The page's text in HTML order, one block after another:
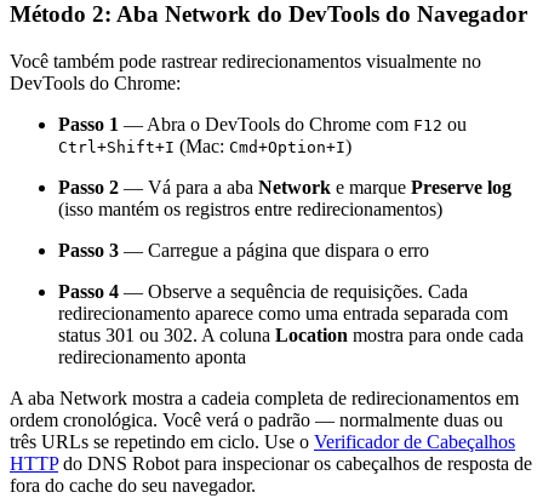
Método 2: Aba Network do DevTools do Navegador
Você também pode rastrear redirecionamentos visualmente no
DevTools do Chrome:
Passo 1 — Abra o DevTools do Chrome com F12 ou
Ctrl+Shift+I (Mac: Cmd+Option+I)
Passo 2 — Vá para a aba Network e marque Preserve log
(isso mantém os registros entre redirecionamentos)
Passo 3 — Carregue a página que dispara o erro
Passo 4 — Observe a sequência de requisições. Cada
redirecionamento aparece como uma entrada separada com
status 301 ou 302. A coluna Location mostra para onde cada
redirecionamento aponta
A aba Network mostra a cadeia completa de redirecionamentos em
ordem cronológica. Você verá o padrão — normalmente duas ou
três URLs se repetindo em ciclo. Use o Verificador de Cabeçalhos
HTTPdo DNS Robot para inspecionar os cabeçalhos de resposta de
fora do cache do seu navegador.